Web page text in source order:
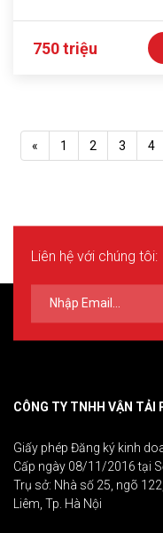
750 triệu
« 1 2 3 4
Liên hệ với chúng tôi:
CÔNG TY TNHH VẬN TẢI
Giấy phép Đăng ký kinh
Cấp ngày 08/11/2016 tại
Trụ sở: Nhà số 25, ngõ
Liêm, Tp. Hà Nội